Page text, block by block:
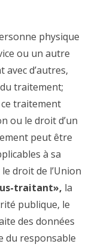
physique
ou un autre
d’autres,
traitement;
traitement
ou le droit d’un
peut être
à sa
droit de l’Union
traitant», la
publique, le
des données
du responsable